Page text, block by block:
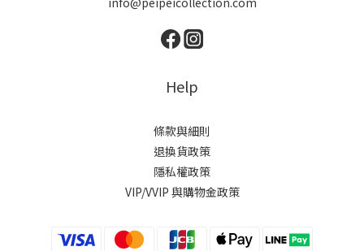
Help
條款與細則
退換貨政策
隱私權政策
VIP/VVIP 與購物金政策